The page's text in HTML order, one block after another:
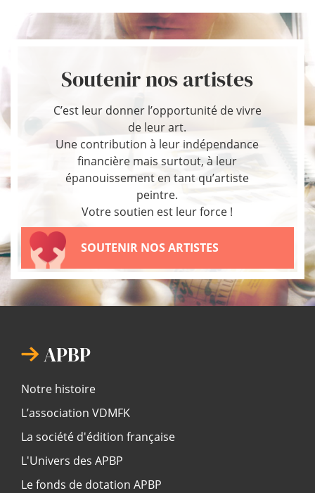
Soutenir nos artistes
C’est leur donner l’opportunité de vivre
de leur art.
Une contribution à leur indépendance
financière mais surtout, à leur
épanouissement en tant qu’artiste
peintre.
Votre soutien est leur force !
SOUTENIR NOS ARTISTES
APBP
Notre histoire
L’association VDMFK
La société d'édition française
L'Univers des APBP
Le fonds de dotation APBP